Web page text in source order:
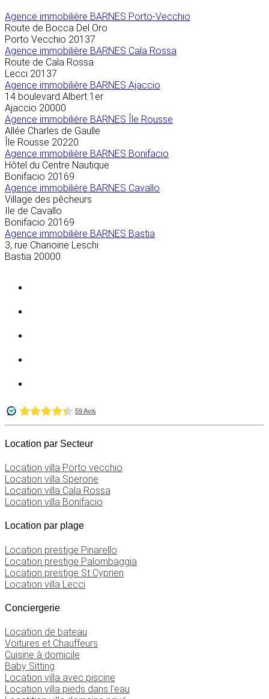
Agence immobilière BARNES Porto-Vecchio
Route de Bocca Del Oro
Porto Vecchio 20137
Agence immobilière BARNES Cala Rossa
Route de Cala Rossa
Lecci 20137
Agence immobilière BARNES Ajaccio
14 boulevard Albert 1er
Ajaccio 20000
Agence immobilière BARNES Île Rousse
Allée Charles de Gaulle
Île Rousse 20220
Agence immobilière BARNES Bonifacio
Hôtel du Centre Nautique
Bonifacio 20169
Agence immobilière BARNES Cavallo
Village des pêcheurs
Ile de Cavallo
Bonifacio 20169
Agence immobilière BARNES Bastia
3, rue Chanoine Leschi
Bastia 20000
Location par Secteur
Location villa Porto vecchio
Location villa Sperone
Location villa Cala Rossa
Location villa Bonifacio
Location par plage
Location prestige Pinarello
Location prestige Palombaggia
Location prestige St Cyprien
Location villa Lecci
Conciergerie
Location de bateau
Voitures et Chauffeurs
Cuisine à domicile
Baby Sitting
Location villa avec piscine
Location villa pieds dans l’eau